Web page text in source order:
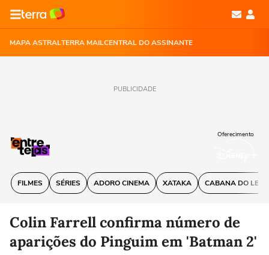
MAPA ASTRALTERRA MAILCENTRAL DO ASSINANTE
PUBLICIDADE
FILMES SÉRIES ADORO CINEMA XATAKA CABANA DO
Oferecimento
Colin Farrell confirma número de
aparições do Pinguim em 'Batman 2'